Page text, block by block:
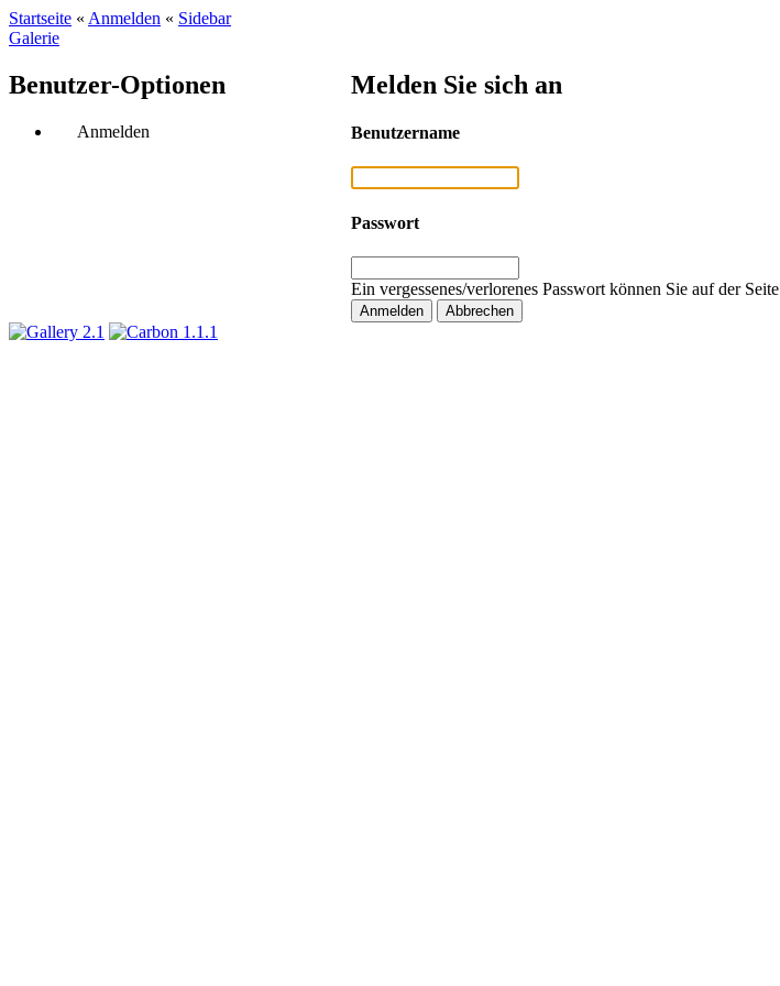
Startseite « Anmelden « Sidebar
Galerie
Benutzer-Optionen
Anmelden
Melden Sie sich an
Benutzername
Passwort
Ein vergessenes/verlorenes Passwort können Sie auf der Seite